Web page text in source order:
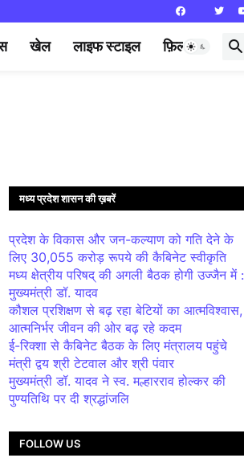
खेल लाइफ स्टाइल फ़िल्मी दुनिया
मध्य प्रदेश शासन की ख़बरें
प्रदेश के विकास और जन-कल्याण को गति देने के
लिए 30,055 करोड़ रूपये की कैबिनेट स्वीकृति
मध्य क्षेत्रीय परिषद् की अगली बैठक होगी उज्जैन में :
मुख्यमंत्री डॉ. यादव
कौशल प्रशिक्षण से बढ़ रहा बेटियों का आत्मविश्वास,
आत्मनिर्भर जीवन की ओर बढ़ रहे कदम
ई-रिक्शा से कैबिनेट बैठक के लिए मंत्रालय पहुंचे
मंत्री द्वय श्री टेटवाल और श्री पंवार
मुख्यमंत्री डॉ. यादव ने स्व. मल्हारराव होल्कर की
पुण्यतिथि पर दी श्रद्धांजलि
FOLLOW US